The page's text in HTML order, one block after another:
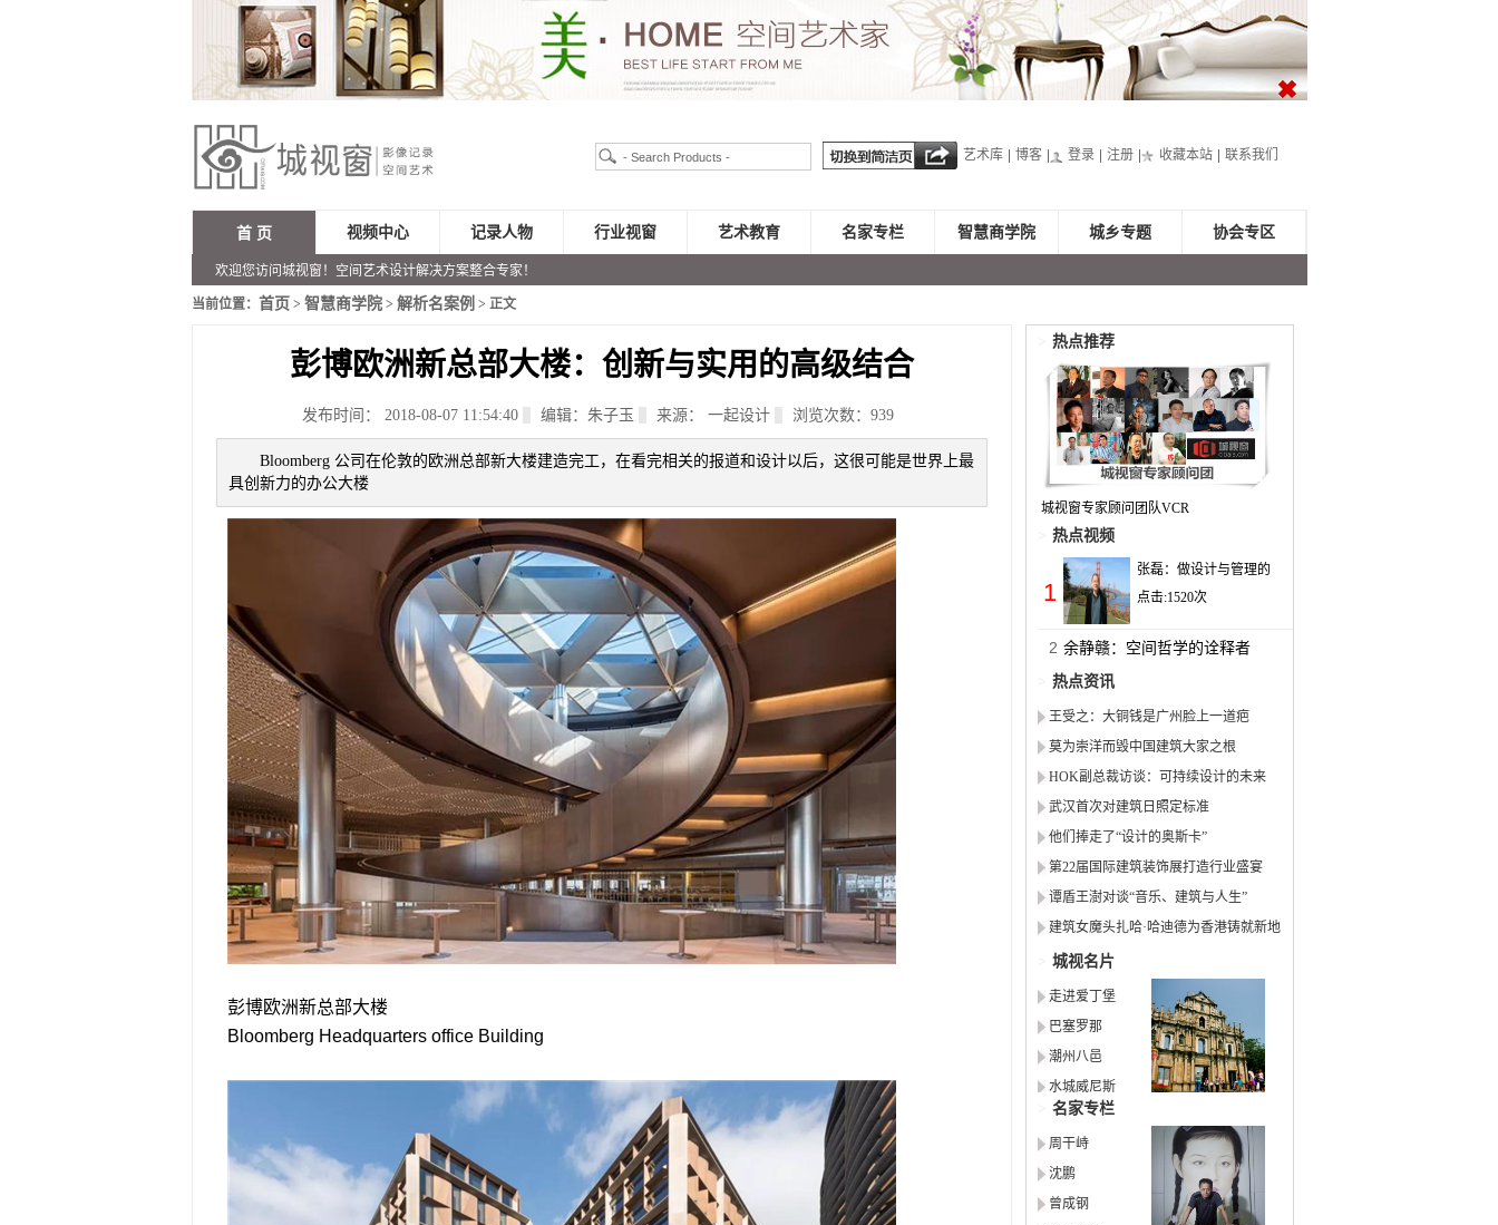
艺术库 博客 登录 注册 收藏本站 联系我们
首 页
欢迎您访问城视窗！空间艺术设计解决方案整合专家！
视频中心 记录人物 行业视窗 艺术教育 名家专栏 智慧商学院 城乡专题 协会专区
当前位置： 首页 > 智慧商学院> 解析名案例 > 正文
彭博欧洲新总部大楼：创新与实用的高级结合
发布时间： 2018-08-07 11:54:40 编辑：朱子玉 来源： 一起设计 浏览次数： 939
Bloomberg 公司在伦敦的欧洲总部新大楼建造完工，在看完相关的报道和设计以后，这很可能是世界上最
具创新力的办公大楼
彭博欧洲新总部大楼
Bloomberg Headquarters office Building
热点推荐
城视窗专家顾问团队VCR
热点视频
1
张磊：做设计与管理的
点击:1520次
2 余静赣：空间哲学的诠释者
热点资讯
王受之：大铜钱是广州脸上一道疤
莫为崇洋而毁中国建筑大家之根
HOK副总裁访谈：可持续设计的未来
武汉首次对建筑日照定标准
他们捧走了“设计的奥斯卡”
第22届国际建筑装饰展打造行业盛宴
谭盾王澍对谈“音乐、建筑与人生”
建筑女魔头扎哈·哈迪德为香港铸就新地
标
城视名片
走进爱丁堡
巴塞罗那
潮州八邑
水城威尼斯
名家专栏
周干峙
沈鹏
曾成钢